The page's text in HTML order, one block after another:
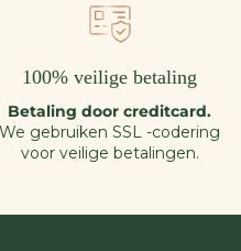
100% veilige betaling
Betaling door creditcard.
We gebruiken SSL -codering
voor veilige betalingen.